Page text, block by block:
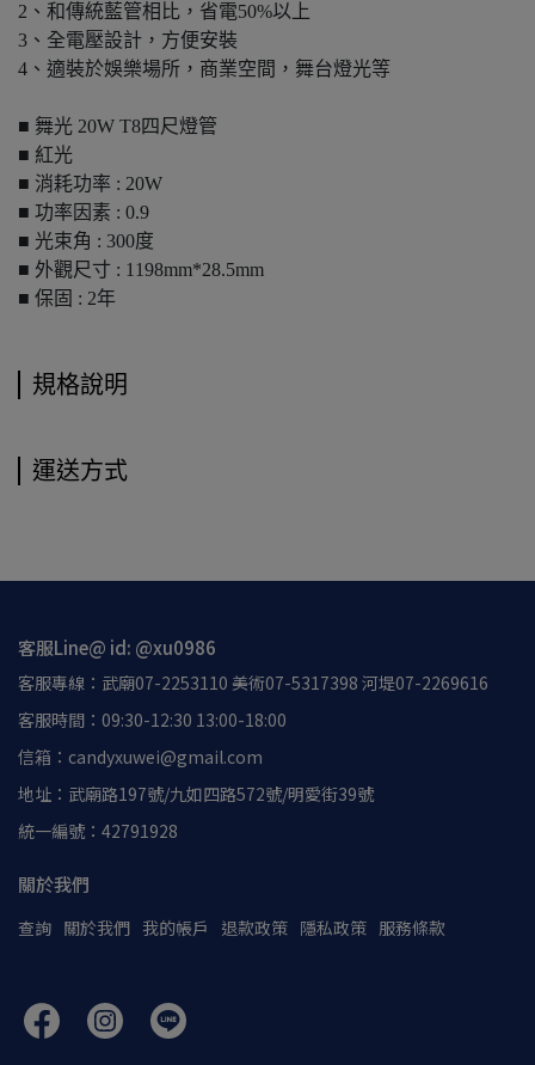
2、和傳統藍管相比，省電50%以上
3、全電壓設計，方便安裝
4、適裝於娛樂場所，商業空間，舞台燈光等
■ 舞光 20W T8四尺燈管
■ 紅光
■ 消耗功率 : 20W
■ 功率因素 : 0.9
■ 光束角 : 300度
■ 外觀尺寸 : 1198mm*28.5mm
■ 保固 : 2年
規格說明
運送方式
客服Line@ id: @xu0986
客服專線：武廟07-2253110 美術07-5317398 河堤07-2269616
客服時間：09:30-12:30 13:00-18:00
信箱：candyxuwei@gmail.com
地址：武廟路197號/九如四路572號/明愛街39號
統一編號：42791928
關於我們
查詢 關於我們 我的帳戶 退款政策 隱私政策 服務條款